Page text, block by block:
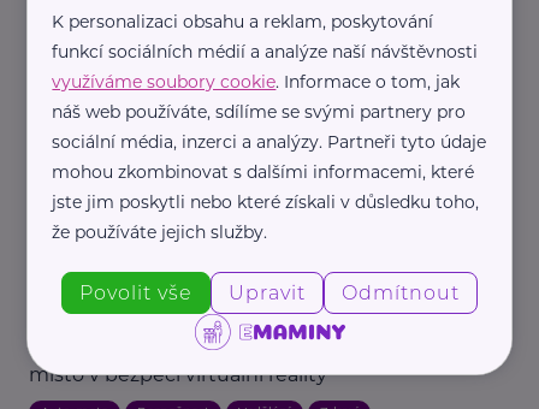
Technologie Výchova dětí
Platforma VIZE 0, z.ú.
Virtuální dopravní zóna: Unikátní tréninkové
místo v bezpečí virtuální reality
K personalizaci obsahu a reklam, poskytování
funkcí sociálních médií a analýze naší návštěvnosti
využíváme soubory cookie. Informace o tom, jak
náš web používáte, sdílíme se svými partnery pro
sociální média, inzerci a analýzy. Partneři tyto údaje
mohou zkombinovat s dalšími informacemi, které
jste jim poskytli nebo které získali v důsledku toho,
že používáte jejich služby.
Povolit vše Upravit Odmítnout